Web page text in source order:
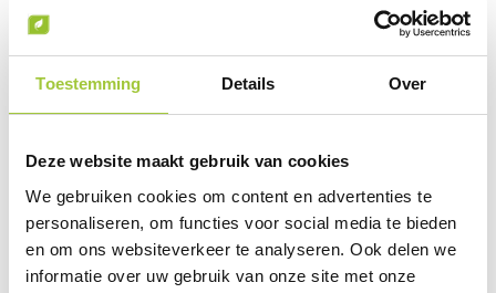
Toestemming Details Over
Deze website maakt gebruik van cookies
We gebruiken cookies om content en advertenties te
personaliseren, om functies voor social media te bieden
en om ons websiteverkeer te analyseren. Ook delen we
informatie over uw gebruik van onze site met onze
Draai uw mobiel voor de Prijs informatie